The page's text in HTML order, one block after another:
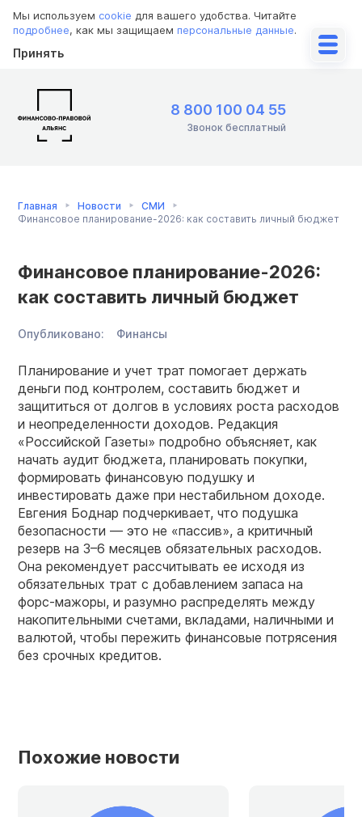
Мы используем cookie для вашего удобства. Читайте
подробнее, как мы защищаем персональные данные.
Принять
8 800 100 04 55
Звонок бесплатный
Главная Новости
СМИ
Финансовое планирование-2026: как составить личный бюджет
Финансовое планирование-2026:
как составить личный бюджет
Опубликовано: Финансы
Планирование и учет трат помогает держать
деньги под контролем, составить бюджет и
защититься от долгов в условиях роста расходов
и неопределенности доходов. Редакция
«Российской Газеты» подробно объясняет, как
начать аудит бюджета, планировать покупки,
формировать финансовую подушку и
инвестировать даже при нестабильном доходе.
Евгения Боднар подчеркивает, что подушка
безопасности — это не «пассив», а критичный
резерв на 3–6 месяцев обязательных расходов.
Она рекомендует рассчитывать ее исходя из
обязательных трат с добавлением запаса на
форс-мажоры, и разумно распределять между
накопительными счетами, вкладами, наличными и
валютой, чтобы пережить финансовые потрясения
без срочных кредитов.
Похожие новости